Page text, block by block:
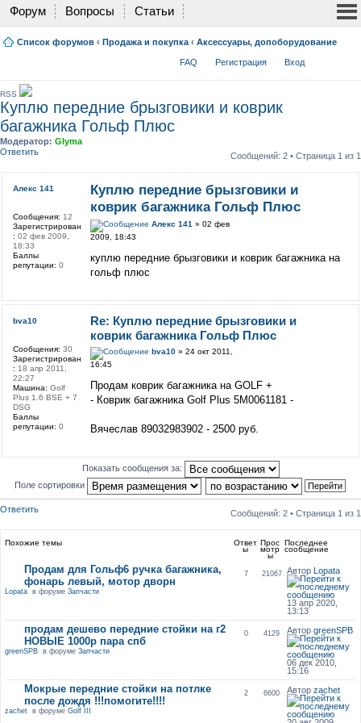
Форум Вопросы Статьи
Список форумов ‹ Продажа и покупка ‹ Аксессуары, допоборудование
FAQ Регистрация Вход
RSS
Куплю передние брызговики и коврик
багажника Гольф Плюс
Модератор: Glyma
Ответить
Сообщений: 2 • Страница 1 из 1
Куплю передние брызговики и
коврик багажника Гольф Плюс
Алекс 141» 02 фев
2009, 18:43
куплю передние брызговики и коврик багажника на
гольф плюс
Алекс 141
Сообщения: 12
Зарегистрирован
: 02 фев 2009,
18:33
Баллы
репутации: 0
Re: Куплю передние брызговики и
коврик багажника Гольф Плюс
bva10» 24 окт 2011,
16:45
Продам коврик багажника на GOLF +
- Коврик багажника Golf Plus 5M0061181 -
Вячеслав 89032983902 - 2500 руб.
bva10
Сообщения: 30
Зарегистрирован
: 18 апр 2011,
22:27
Машина: Golf
Plus 1.6 BSE + 7
DSG
Баллы
репутации: 0
Показать сообщения за:
Поле сортировки
Ответить Сообщений: 2 • Страница 1 из 1
Похожие темы Ответ
ы
Прос
мотр
ы
Последнее
сообщение
Продам для Гольф6 ручка багажника,
фонарь левый, мотор дворн
Lopataв форуме Запчасти
7 21067 Автор Lopata
13 апр 2020,
13:13
продам дешево передние стойки на г2
НОВЫЕ 1000р пара спб
greenSPBв форуме Запчасти
0 4129 АвторgreenSPB
06 дек 2010,
15:16
Мокрые передние стойки на потлке
после дождя !!!помогите!!!!
zachetв форуме Golf III
2 6600 Авторzachet